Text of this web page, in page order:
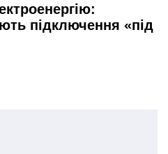
підключення «під